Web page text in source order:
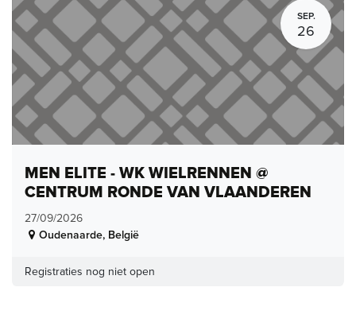
SEP.
26
MEN ELITE - WK WIELRENNEN @
CENTRUM RONDE VAN VLAANDEREN
27/09/2026
Oudenaarde, België
Registraties nog niet open